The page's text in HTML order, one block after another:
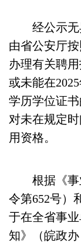
经公示无异
由省公安厅
办理有关聘
或未能在
学历学位证
对未在规定
用资格。
根据《事
令第652号）
于在全省事
知》（皖政